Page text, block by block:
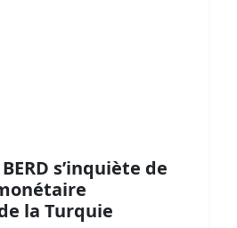
s’inquiète de
la Turquie